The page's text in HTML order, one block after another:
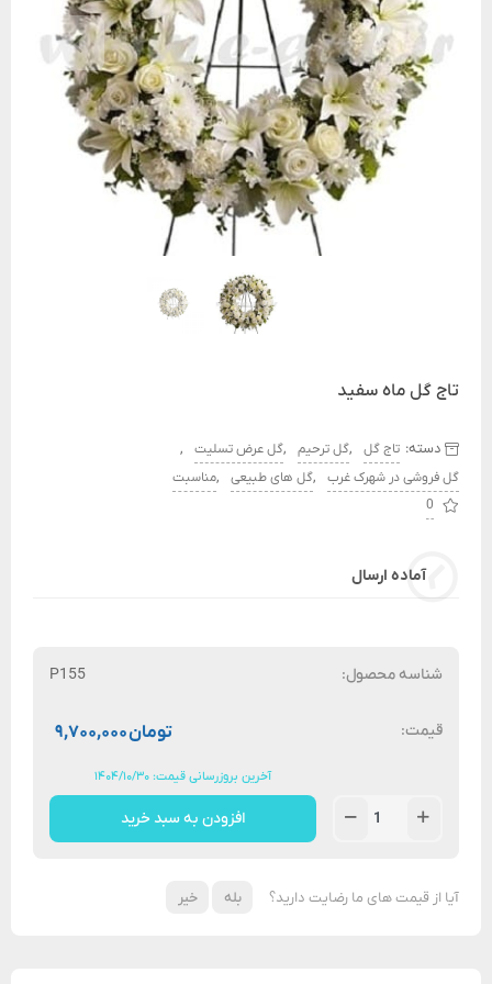
تاج گل ماه سفید
دسته: تاج گل ,گل ترحیم ,گل عرض تسلیت ,
گل فروشی در شهرک غرب ,گل های طبیعی ,مناسبت
0
آماده ارسال
شناسه محصول: P155
قیمت: ۹,۷۰۰,۰۰۰تومان
آخرین بروزرسانی قیمت: ۱۴۰۴/۱۰/۳۰
افزودن به سبد خرید
آیا از قیمت های ما رضایت دارید؟ بله خیر